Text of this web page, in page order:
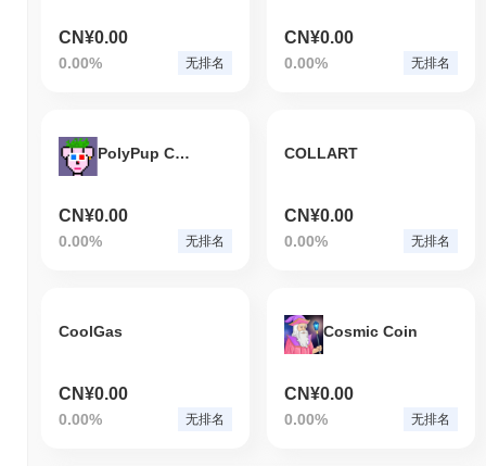
CN¥0.00
0.00% 无排名
CN¥0.00
0.00% 无排名
PolyPup Collar Token
CN¥0.00
0.00% 无排名
COLLART
CN¥0.00
0.00% 无排名
CoolGas
CN¥0.00
0.00% 无排名
Cosmic Coin
CN¥0.00
0.00% 无排名